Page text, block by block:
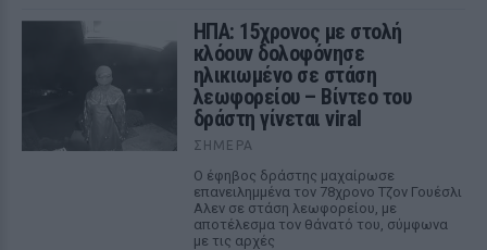
ΗΠΑ: 15χρονος με στολή
κλόουν δολοφόνησε
ηλικιωμένο σε στάση
λεωφορείου – Βίντεο του
δράστη γίνεται viral
ΣΉΜΕΡΑ
Ο έφηβος δράστης μαχαίρωσε
επανειλημμένα τον 78χρονο Τζον Γουέσλι
Αλεν σε στάση λεωφορείου, με
αποτέλεσμα τον θάνατό του, σύμφωνα
με τις αρχές